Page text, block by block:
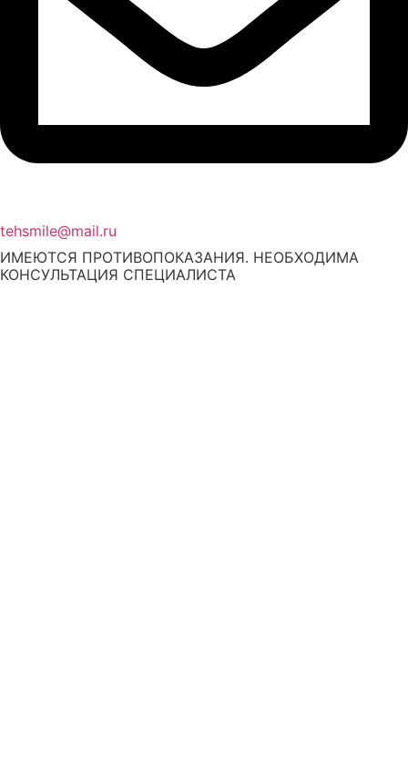
tehsmile@mail.ru
ИМЕЮТСЯ ПРОТИВОПОКАЗАНИЯ. НЕОБХОДИМА
КОНСУЛЬТАЦИЯ СПЕЦИАЛИСТА